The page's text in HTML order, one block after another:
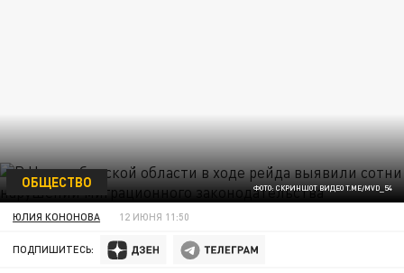
ФОТО: СКРИНШОТ ВИДЕО T.ME/MVD_54
ОБЩЕСТВО
ЮЛИЯ КОНОНОВА 12 ИЮНЯ 11:50
ПОДПИШИТЕСЬ: